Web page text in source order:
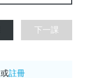
下一課
或註冊